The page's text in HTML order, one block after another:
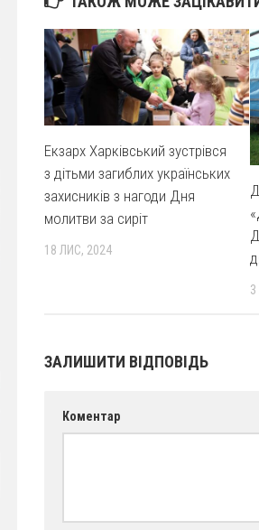
Екзарх Харківський зустрівся
з дітьми загиблих українських
захисників з нагоди Дня
молитви за сиріт
18 ЛИС, 2024
ЗАЛИШИТИ ВІДПОВІДЬ
Коментар